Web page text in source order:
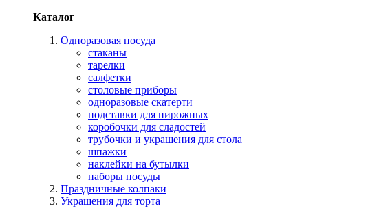
Каталог
Одноразовая посуда
стаканы
тарелки
салфетки
столовые приборы
одноразовые скатерти
подставки для пирожных
коробочки для сладостей
трубочки и украшения для стола
шпажки
наклейки на бутылки
наборы посуды
Праздничные колпаки
Украшения для торта